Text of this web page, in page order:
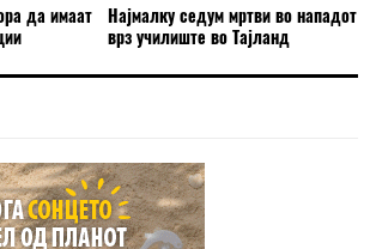
да имаат
Најмалку седум мртви во нападот
врз училиште во Тајланд